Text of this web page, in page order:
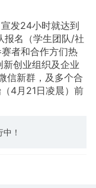
发24小时就达到
报名（学生团队/社
者和合作方们热
创业组织及企业
信新群，及多个合
4月21日凌晨）前
！